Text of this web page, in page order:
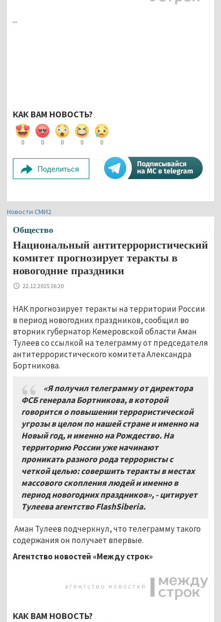
...
КАК ВАМ НОВОСТЬ?
0 0 0 0 0
Поделиться
Новости СМИ2
Общество
Национальный антитеррористический
комитет прогнозирует теракты в
новогодние праздники
22.12.2015 16:20
НАК прогнозирует теракты на территории России
в период новогодних праздников, сообщил во
вторник губернатор Кемеровской области Аман
Тулеев со ссылкой на телеграмму от председателя
антитеррористического комитета Александра
Бортникова.
«Я получил телеграмму от директора
ФСБ генерала Бортникова, в которой
говорится о повышении террористической
угрозы в целом по нашей стране и именно на
Новый год, и именно на Рождество. На
территорию России уже начинают
проникать разного рода террористы с
четкой целью: совершить теракты в местах
массового скопления людей и именно в
период новогодних праздников», - цитирует
Тулеева агентствоFlashSiberia.
Аман Тулеев подчеркнул, что телеграмму такого
содержания он получает впервые.
Агентство новостей «Между строк»
КАК ВАМ НОВОСТЬ?